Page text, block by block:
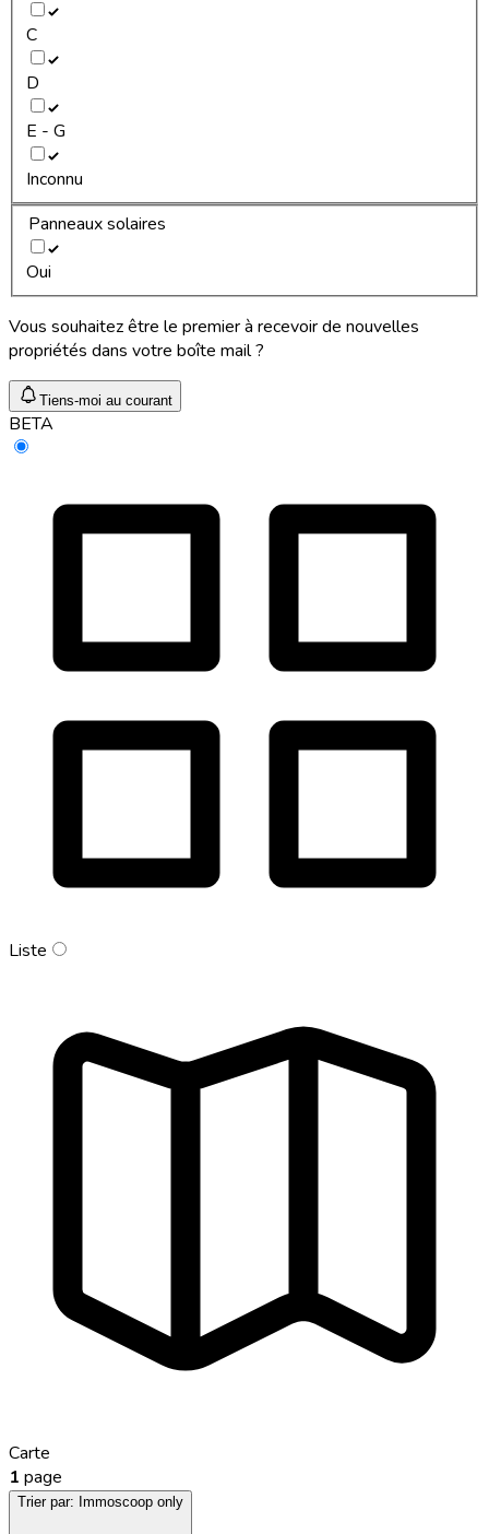
C
D
E - G
Inconnu
Panneaux solaires
Oui
Vous souhaitez être le premier à recevoir de nouvelles
propriétés dans votre boîte mail ?
Tiens-moi au courant
BETA
Liste
Carte
1 page
Trier par: Immoscoop only